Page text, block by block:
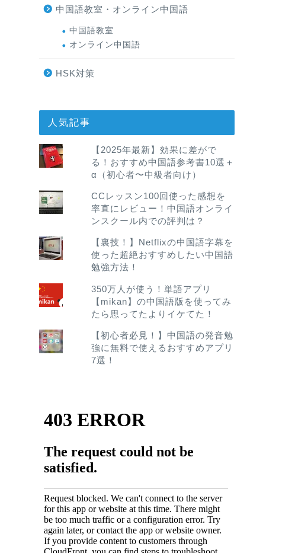
中国語教室・オンライン中国語
中国語教室
オンライン中国語
HSK対策
人気記事
【2025年最新】効果に差がで
る！おすすめ中国語参考書10選＋
α（初心者〜中級者向け）
CCレッスン100回使った感想を
率直にレビュー！中国語オンライ
ンスクール内での評判は？
【裏技！】Netflixの中国語字幕を
使った超絶おすすめしたい中国語
勉強方法！
350万人が使う！単語アプリ
【mikan】の中国語版を使ってみ
たら思ってたよりイケてた！
【初心者必見！】中国語の発音勉
強に無料で使えるおすすめアプリ
7選！